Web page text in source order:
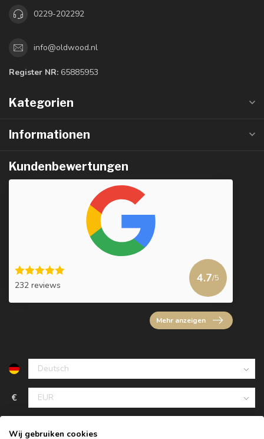
0229-202292
info@oldwood.nl
Register NR: 65885953
Kategorien
Informationen
Kundenbewertungen
232 reviews
4.7/5
Mehr anzeigen
€
Wij gebruiken cookies